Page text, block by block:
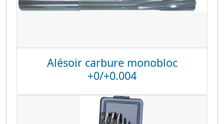
Alésoir carbure monobloc
+0/+0.004